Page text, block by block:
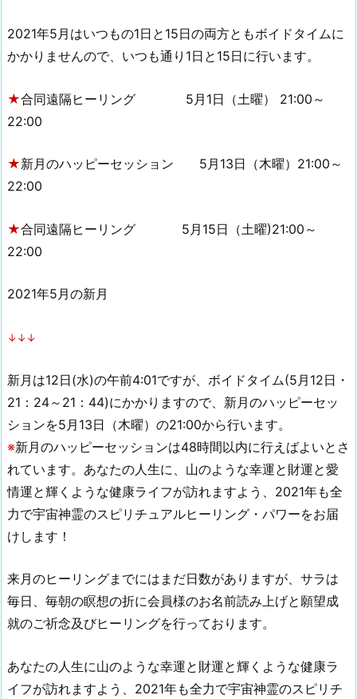
2021年5月はいつもの1日と15日の両方ともボイドタイムに
かかりませんので、いつも通り1日と15日に行います。
★合同遠隔ヒーリング 5月1日（土曜） 21:00～
22:00
★新月のハッピーセッション 5月13日（木曜）21:00～
22:00
★合同遠隔ヒーリング 5月15日（土曜)21:00～
22:00
2021年5月の新月
↓↓↓
新月は12日(水)の午前4:01ですが、ボイドタイム(5月12日・
21：24～21：44)にかかりますので、新月のハッピーセッ
ションを5月13日（木曜）の21:00から行います。
※新月のハッピーセッションは48時間以内に行えばよいとさ
れています。あなたの人生に、山のような幸運と財運と愛
情運と輝くような健康ライフが訪れますよう、2021年も全
力で宇宙神霊のスピリチュアルヒーリング・パワーをお届
けします！
来月のヒーリングまでにはまだ日数がありますが、サラは
毎日、毎朝の瞑想の折に会員様のお名前読み上げと願望成
就のご祈念及びヒーリングを行っております。
あなたの人生に山のような幸運と財運と輝くような健康ラ
イフが訪れますよう、2021年も全力で宇宙神霊のスピリチ